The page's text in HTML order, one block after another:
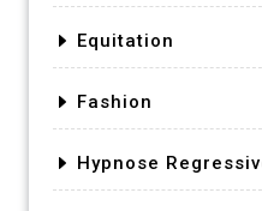
Equitation
Fashion
Hypnose